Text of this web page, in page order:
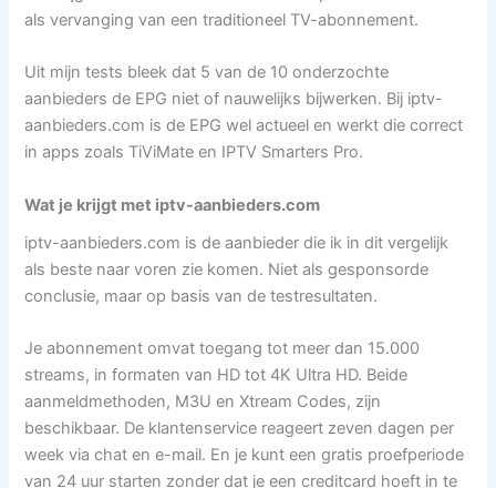
als vervanging van een traditioneel TV-abonnement.
Uit mijn tests bleek dat 5 van de 10 onderzochte
aanbieders de EPG niet of nauwelijks bijwerken. Bij iptv-
aanbieders.com is de EPG wel actueel en werkt die correct
in apps zoals TiViMate en IPTV Smarters Pro.
Wat je krijgt met iptv-aanbieders.com
iptv-aanbieders.com is de aanbieder die ik in dit vergelijk
als beste naar voren zie komen. Niet als gesponsorde
conclusie, maar op basis van de testresultaten.
Je abonnement omvat toegang tot meer dan 15.000
streams, in formaten van HD tot 4K Ultra HD. Beide
aanmeldmethoden, M3U en Xtream Codes, zijn
beschikbaar. De klantenservice reageert zeven dagen per
week via chat en e-mail. En je kunt een gratis proefperiode
van 24 uur starten zonder dat je een creditcard hoeft in te